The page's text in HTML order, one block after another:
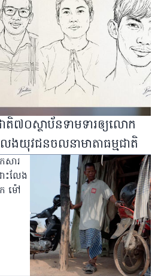
ាតិ៧០ស្ថាប័នទាមទារឲ្យលោក
យុវជនចលនាមាតាធម្មជាតិ
សារ
ះលែង
ម៉ៅ